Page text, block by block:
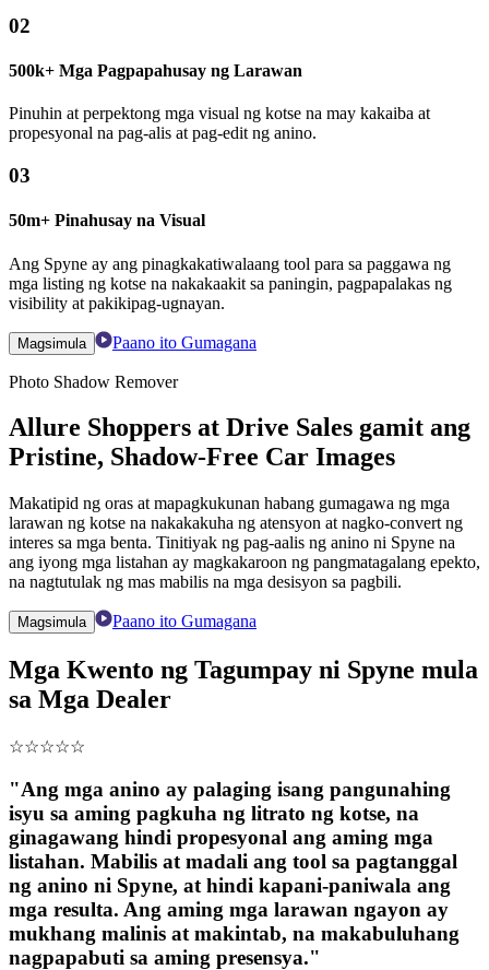
02
500k+ Mga Pagpapahusay ng Larawan
Pinuhin at perpektong mga visual ng kotse na may kakaiba at
propesyonal na pag-alis at pag-edit ng anino.
03
50m+ Pinahusay na Visual
Ang Spyne ay ang pinagkakatiwalaang tool para sa paggawa ng
mga listing ng kotse na nakakaakit sa paningin, pagpapalakas ng
visibility at pakikipag-ugnayan.
Magsimula Paano ito Gumagana
Photo Shadow Remover
Allure Shoppers at Drive Sales gamit ang
Pristine, Shadow-Free Car Images
Makatipid ng oras at mapagkukunan habang gumagawa ng mga
larawan ng kotse na nakakakuha ng atensyon at nagko-convert ng
interes sa mga benta. Tinitiyak ng pag-aalis ng anino ni Spyne na
ang iyong mga listahan ay magkakaroon ng pangmatagalang epekto,
na nagtutulak ng mas mabilis na mga desisyon sa pagbili.
Magsimula Paano ito Gumagana
Mga Kwento ng Tagumpay ni Spyne mula
sa Mga Dealer
☆☆☆☆☆
"Ang mga anino ay palaging isang pangunahing
isyu sa aming pagkuha ng litrato ng kotse, na
ginagawang hindi propesyonal ang aming mga
listahan. Mabilis at madali ang tool sa pagtanggal
ng anino ni Spyne, at hindi kapani-paniwala ang
mga resulta. Ang aming mga larawan ngayon ay
mukhang malinis at makintab, na makabuluhang
nagpapabuti sa aming presensya."